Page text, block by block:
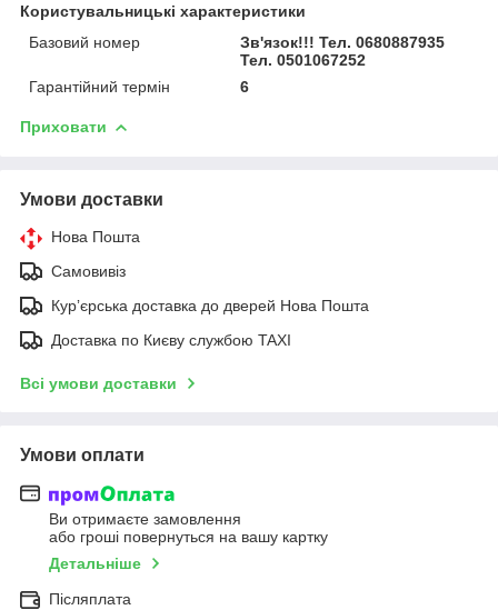
Користувальницькі характеристики
Базовий номер
Зв'язок!!! Тел. 0680887935
Тел. 0501067252
Гарантійний термін
6
Приховати
Умови доставки
Нова Пошта
Самовивіз
Курʼєрська доставка до дверей Нова Пошта
Доставка по Києву службою TAXI
Всі умови доставки
Умови оплати
Ви отримаєте замовлення
або гроші повернуться на вашу картку
Детальніше
Післяплата